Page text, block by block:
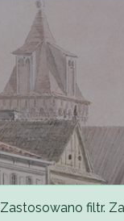
Komunikat
Zastosowano filtr.